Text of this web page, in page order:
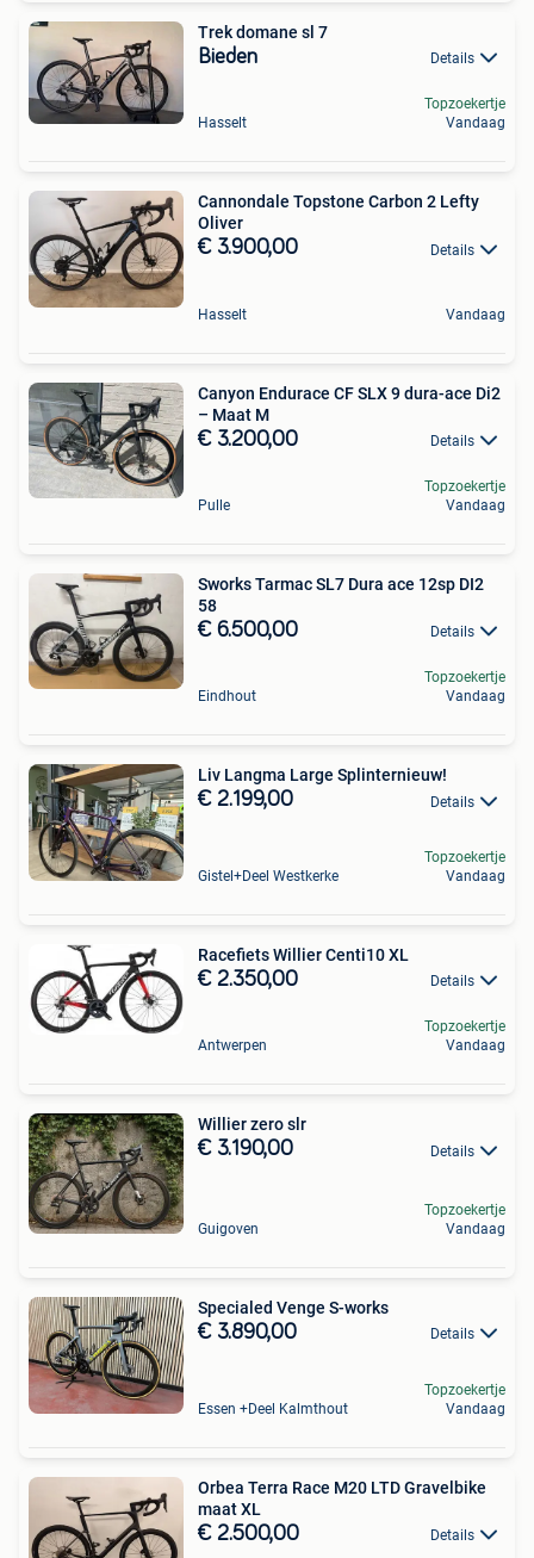
Trek domane sl 7
Bieden Details
Hasselt
Topzoekertje
Vandaag
Cannondale Topstone Carbon 2 Lefty
Oliver
€ 3.900,00 Details
Hasselt Vandaag
Canyon Endurace CF SLX 9 dura-ace Di2
– Maat M
€ 3.200,00 Details
Pulle
Topzoekertje
Vandaag
Sworks Tarmac SL7 Dura ace 12sp DI2
58
€ 6.500,00 Details
Eindhout
Topzoekertje
Vandaag
Liv Langma Large Splinternieuw!
€ 2.199,00 Details
Gistel+Deel Westkerke
Topzoekertje
Vandaag
Racefiets Willier Centi10 XL
€ 2.350,00 Details
Antwerpen
Topzoekertje
Vandaag
Willier zero slr
€ 3.190,00 Details
Guigoven
Topzoekertje
Vandaag
Specialed Venge S-works
€ 3.890,00 Details
Essen +Deel Kalmthout
Topzoekertje
Vandaag
Orbea Terra Race M20 LTD Gravelbike
maat XL
€ 2.500,00 Details